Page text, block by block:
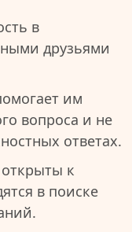
в
друзьями
им
вопроса и не
ответах.
к
в поиске